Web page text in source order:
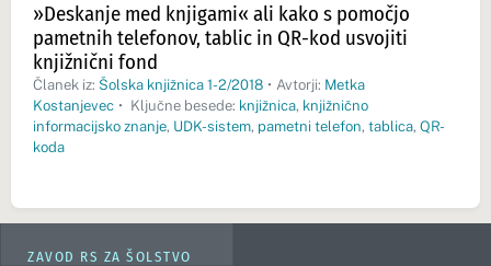
»Deskanje med knjigami« ali kako s pomočjo
pametnih telefonov, tablic in QR-kod usvojiti
knjižnični fond
Članek iz: Šolska knjižnica 1-2/2018 • Avtorji: Metka
Kostanjevec • Ključne besede: knjižnica, knjižnično
informacijsko znanje, UDK-sistem, pametni telefon, tablica, QR-
koda
ZAVOD RS ZA ŠOLSTVO